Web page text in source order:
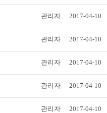
관리자 2017-04-10
관리자 2017-04-10
관리자 2017-04-10
관리자 2017-04-10
관리자 2017-04-10